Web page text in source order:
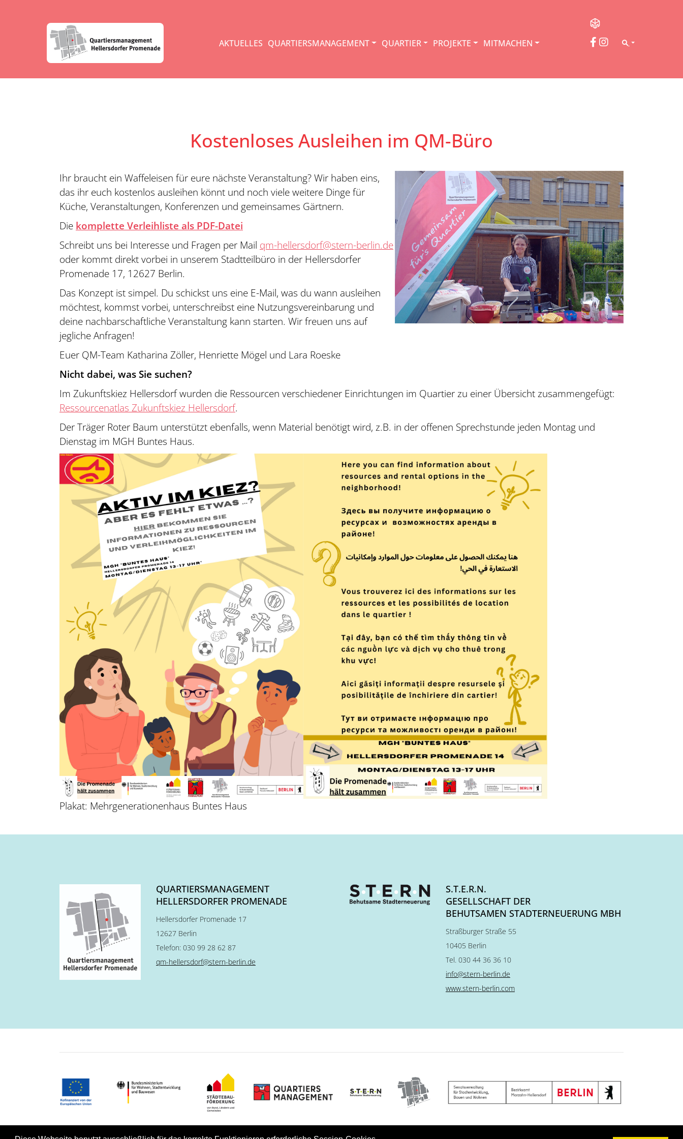
AKTUELLES QUARTIERSMANAGEMENT QUARTIER PROJEKTE MITMACHEN SEARCH
Kostenloses Ausleihen im QM-Büro
Ihr braucht ein Waffeleisen für eure nächste Veranstaltung? Wir haben eins,
das ihr euch kostenlos ausleihen könnt und noch viele weitere Dinge für
Küche, Veranstaltungen, Konferenzen und gemeinsames Gärtnern.
Die komplette Verleihliste als PDF-Datei
Schreibt uns bei Interesse und Fragen per Mail qm-hellersdorf@stern-berlin.de
oder kommt direkt vorbei in unserem Stadtteilbüro in der Hellersdorfer
Promenade 17, 12627 Berlin.
Das Konzept ist simpel. Du schickst uns eine E-Mail, was du wann ausleihen
möchtest, kommst vorbei, unterschreibst eine Nutzungsvereinbarung und
deine nachbarschaftliche Veranstaltung kann starten. Wir freuen uns auf
jegliche Anfragen!
Euer QM-Team Katharina Zöller, Henriette Mögel und Lara Roeske
Nicht dabei, was Sie suchen?
Im Zukunftskiez Hellersdorf wurden die Ressourcen verschiedener Einrichtungen im Quartier zu einer Übersicht zusammengefügt:
Ressourcenatlas Zukunftskiez Hellersdorf.
Der Träger Roter Baum unterstützt ebenfalls, wenn Material benötigt wird, z.B. in der offenen Sprechstunde jeden Montag und
Dienstag im MGH Buntes Haus.
Plakat: Mehrgenerationenhaus Buntes Haus
QUARTIERSMANAGEMENT
HELLERSDORFER PROMENADE
Hellersdorfer Promenade 17
12627 Berlin
Telefon: 030 99 28 62 87
qm-hellersdorf@stern-berlin.de
S.T.E.R.N.
GESELLSCHAFT DER
BEHUTSAMEN STADTERNEUERUNG MBH
Straßburger Straße 55
10405 Berlin
Tel. 030 44 36 36 10
info@stern-berlin.de
www.stern-berlin.com